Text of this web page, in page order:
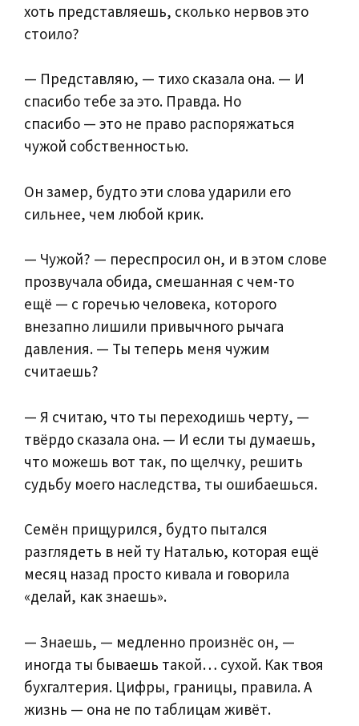
хоть представляешь, сколько нервов это
стоило?
— Представляю, — тихо сказала она. — И
спасибо тебе за это. Правда. Но
спасибо — это не право распоряжаться
чужой собственностью.
Он замер, будто эти слова ударили его
сильнее, чем любой крик.
— Чужой? — переспросил он, и в этом слове
прозвучала обида, смешанная с чем-то
ещё — с горечью человека, которого
внезапно лишили привычного рычага
давления. — Ты теперь меня чужим
считаешь?
— Я считаю, что ты переходишь черту, —
твёрдо сказала она. — И если ты думаешь,
что можешь вот так, по щелчку, решить
судьбу моего наследства, ты ошибаешься.
Семён прищурился, будто пытался
разглядеть в ней ту Наталью, которая ещё
месяц назад просто кивала и говорила
«делай, как знаешь».
— Знаешь, — медленно произнёс он, —
иногда ты бываешь такой… сухой. Как твоя
бухгалтерия. Цифры, границы, правила. А
жизнь — она не по таблицам живёт.